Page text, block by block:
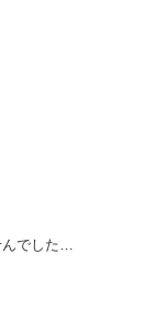
んでした…